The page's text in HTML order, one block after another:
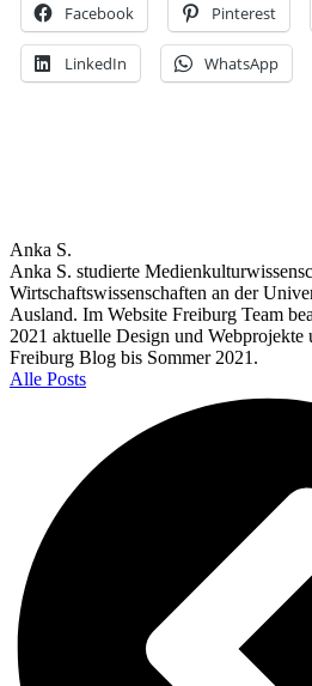
Facebook Pinterest
LinkedIn WhatsApp
Anka S.
Anka S. studierte
Wirtschaftswissenschaften an der
Ausland. Im Website Freiburg Team
2021 aktuelle Design und Webprojekte
Freiburg Blog bis Sommer 2021.
Alle Posts